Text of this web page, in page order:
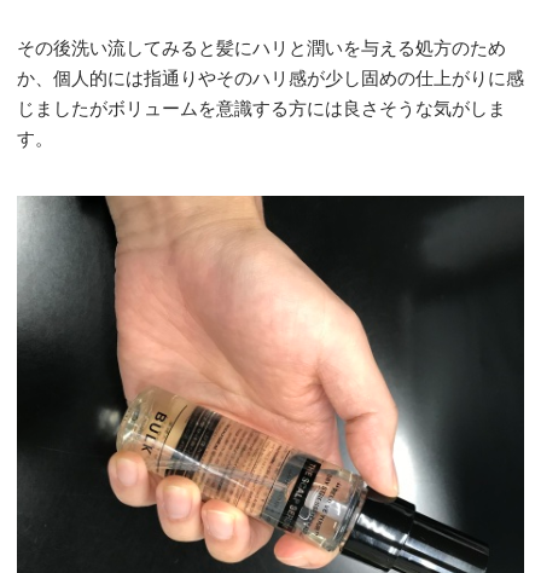
その後洗い流してみると髪にハリと潤いを与える処方のため
か、個人的には指通りやそのハリ感が少し固めの仕上がりに感
じましたがボリュームを意識する方には良さそうな気がしま
す。